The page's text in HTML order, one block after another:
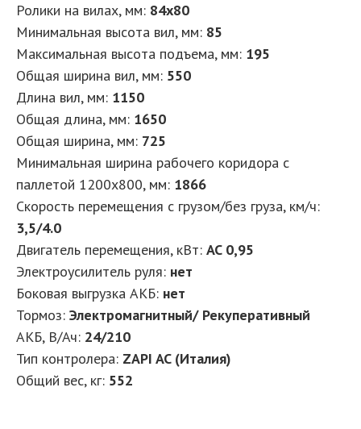
Ролики на вилах, мм: 84х80
Минимальная высота вил, мм: 85
Максимальная высота подъема, мм: 195
Общая ширина вил, мм: 550
Длина вил, мм: 1150
Общая длина, мм: 1650
Общая ширина, мм: 725
Минимальная ширина рабочего коридора с
паллетой 1200х800, мм: 1866
Скорость перемещения с грузом/без груза, км/ч:
3,5/4.0
Двигатель перемещения, кВт: AC 0,95
Электроусилитель руля: нет
Боковая выгрузка АКБ: нет
Тормоз: Электромагнитный/ Рекуперативный
АКБ, В/Ач: 24/210
Тип контролера: ZAPI AC (Италия)
Общий вес, кг: 552